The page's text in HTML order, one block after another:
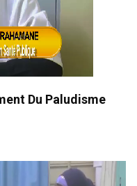
Du Paludisme